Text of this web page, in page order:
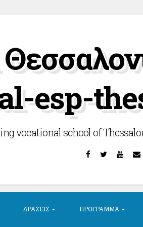
esp-
vocational school of
Facebook
Twitter
ΔΡΆΣΕΙΣ ΠΡΌΓΡΑΜΜΑ